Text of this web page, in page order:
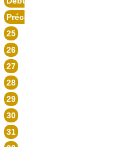
Précédent
25
26
27
28
29
30
31